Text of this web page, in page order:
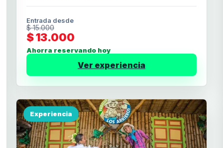
Entrada desde
$ 15.000
$ 13.000
Ahorra reservando hoy
Ver experiencia
Experiencia